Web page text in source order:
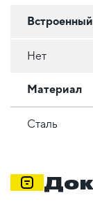
Нет
Материал
Сталь